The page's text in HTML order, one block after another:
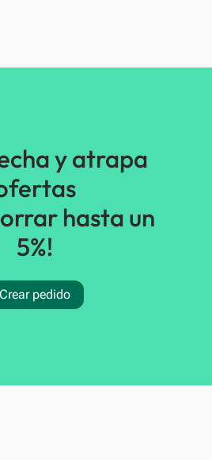
y atrapa
hasta un
5%!
Crear pedido